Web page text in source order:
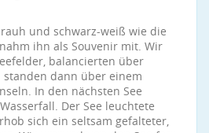
und schwarz-weiß wie die
ihn als Souvenir mit. Wir
balancierten über
standen dann über einem
In den nächsten See
Der See leuchtete
sich ein seltsam gefalteter,